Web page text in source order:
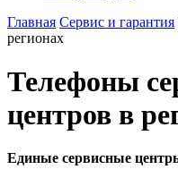
Главная Сервис и гарантия
регионах
Телефоны
центров в
Единые сервисные